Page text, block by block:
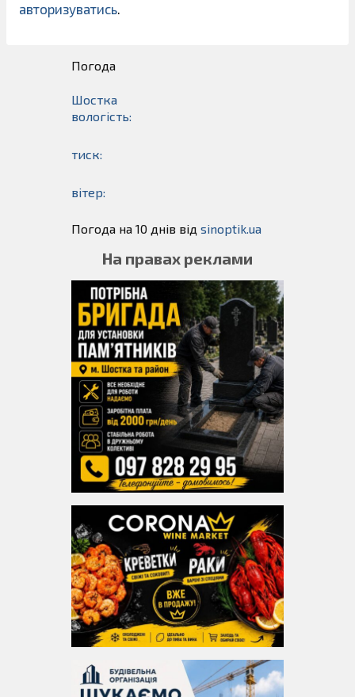
авторизуватись.
Погода
Шостка
вологість:
тиск:
вітер:
Погода на 10 днів від sinoptik.ua
На правах реклами